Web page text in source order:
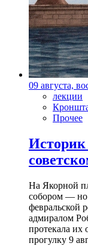
09 августа,
лекции
Прочее
Историк
На Якорной
собором — но
февральской
адмиралом
протекала их
прогулку 9